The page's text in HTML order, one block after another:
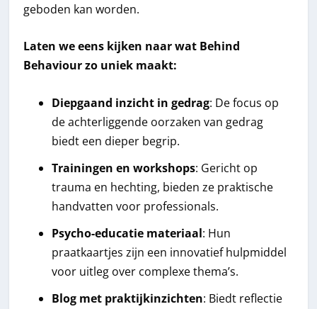
geboden kan worden.
Laten we eens kijken naar wat Behind
Behaviour zo uniek maakt:
Diepgaand inzicht in gedrag: De focus op
de achterliggende oorzaken van gedrag
biedt een dieper begrip.
Trainingen en workshops: Gericht op
trauma en hechting, bieden ze praktische
handvatten voor professionals.
Psycho-educatie materiaal: Hun
praatkaartjes zijn een innovatief hulpmiddel
voor uitleg over complexe thema’s.
Blog met praktijkinzichten: Biedt reflectie